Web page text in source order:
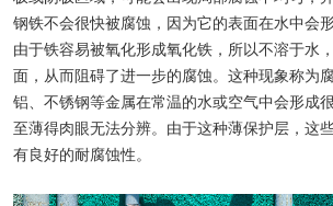
钢铁不会很快被腐蚀，因为它的表面在水中会
由于铁容易被氧化形成氧化铁，所以不溶于水
面，从而阻碍了进一步的腐蚀。这种现象称为
铝、不锈钢等金属在常温的水或空气中会形成
至薄得肉眼无法分辨。由于这种薄保护层，这
有良好的耐腐蚀性。